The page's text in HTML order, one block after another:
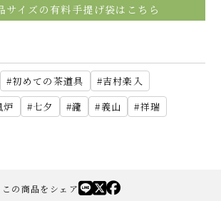
サイズの有料手提げ袋はこちら
初めての茶道具
吉村楽入
炉 七夕 瀧 義山
祥瑞
この商品をシェア